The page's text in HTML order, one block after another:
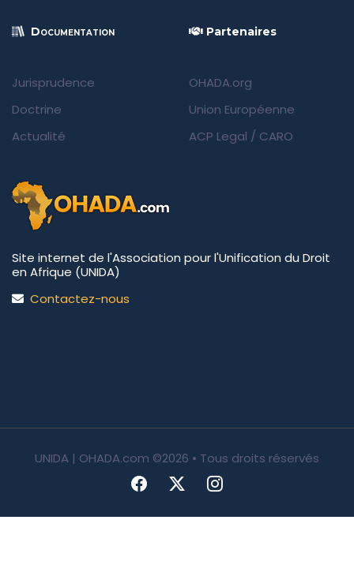
Documentation
Jurisprudence
Doctrine
Actualité
Partenaires
OHADA.org
Union Européenne
ACP Legal / CARO
Site internet de l'Association pour l'Unification du Droit
en Afrique (UNIDA)
Contactez-nous
UNIDA | OHADA.com ©2026 • Tous droits réservés